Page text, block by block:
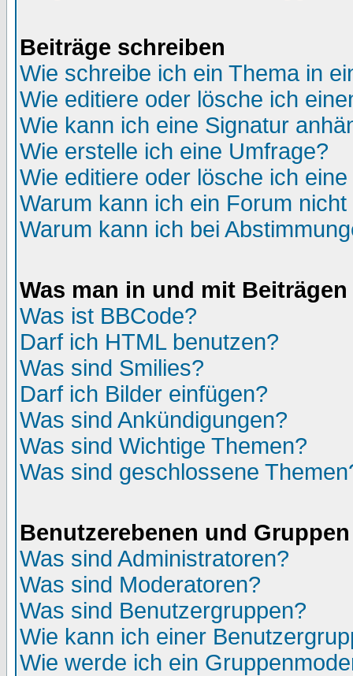
Beiträge schreiben
Wie schreibe ich ein Thema in
Wie editiere oder lösche ich
Wie kann ich eine Signatur
Wie erstelle ich eine Umfrage?
Wie editiere oder lösche ich
Warum kann ich ein Forum
Warum kann ich bei
Was man in und mit
Was ist BBCode?
Darf ich HTML benutzen?
Was sind Smilies?
Darf ich Bilder einfügen?
Was sind Ankündigungen?
Was sind Wichtige Themen?
Was sind geschlossene
Benutzerebenen und Gruppen
Was sind Administratoren?
Was sind Moderatoren?
Was sind Benutzergruppen?
Wie kann ich einer
Wie werde ich ein